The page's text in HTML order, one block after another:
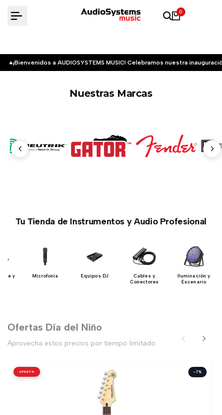
0
¡Bienvenidos a AUDIOSYSTEMS MUSIC! Celebramos nuestra
Nuestras Marcas
Tu Tienda de Instrumentos y Audio Profesional
y
Microfonía Equipos DJ
Cables y
Conectores
Iluminación y
Escenario
Ofertas Día del Niño
Aprovecha estos precios por tiempo limitado
OFERTA -7%